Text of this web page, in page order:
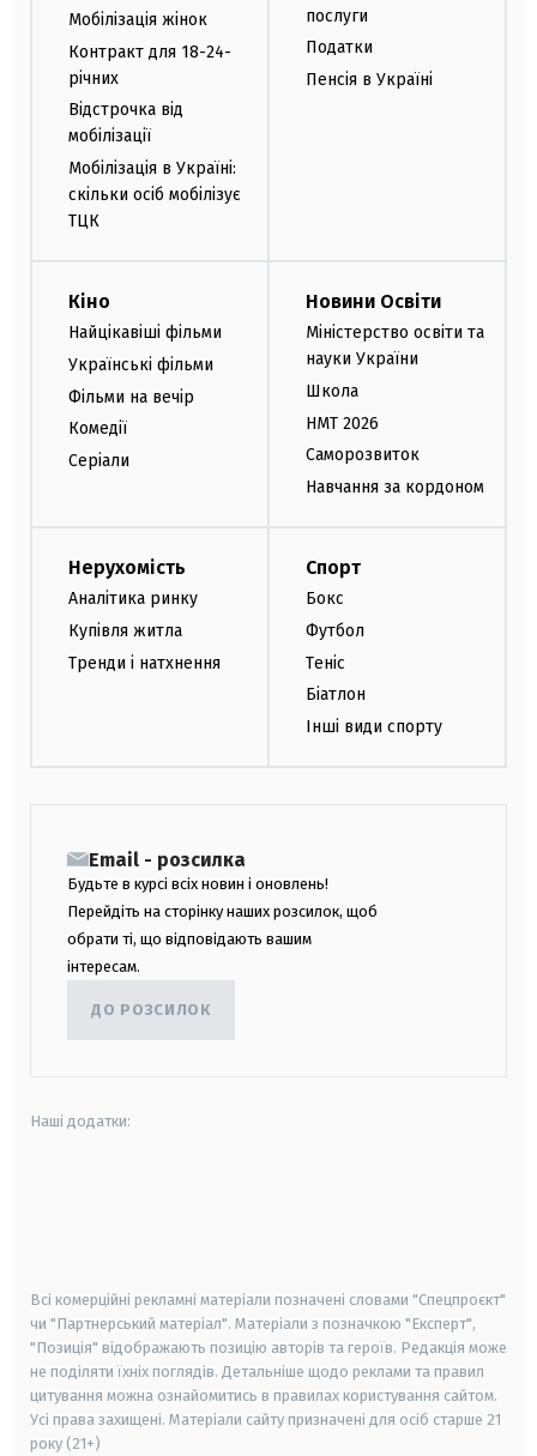
Мобілізація жінок
Контракт для 18-24-
річних
Відстрочка від
мобілізації
Мобілізація в Україні:
скільки осіб мобілізує
ТЦК
послуги
Податки
Пенсія в Україні
Кіно
Найцікавіші фільми
Українські фільми
Фільми на вечір
Комедії
Серіали
Новини Освіти
Міністерство освіти та
науки України
Школа
НМТ 2026
Саморозвиток
Навчання за кордоном
Нерухомість
Аналітика ринку
Купівля житла
Тренди і натхнення
Спорт
Бокс
Футбол
Теніс
Біатлон
Інші види спорту
Email - розсилка
Будьте в курсі всіх новин і оновлень!
Перейдіть на сторінку наших розсилок, щоб
обрати ті, що відповідають вашим
інтересам.
ДО РОЗСИЛОК
Наші додатки:
Всі комерційні рекламні матеріали позначені словами "Спецпроєкт"
чи "Партнерський матеріал". Матеріали з позначкою "Експерт",
"Позиція" відображають позицію авторів та героїв. Редакція може
не поділяти їхніх поглядів. Детальніше щодо реклами та правил
цитування можна ознайомитись в правилах користування сайтом.
Усі права захищені. Матеріали сайту призначені для осіб старше 21
року (21+)